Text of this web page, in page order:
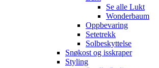
Se alle Lukt
Wonderbaum
Oppbevaring
Setetrekk
Solbeskyttelse
Snøkost og isskraper
Styling